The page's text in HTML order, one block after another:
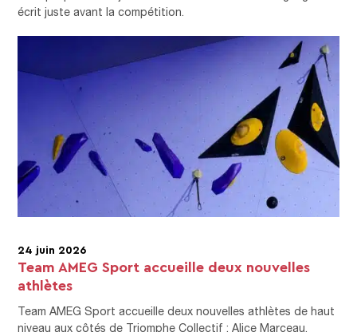
écrit juste avant la compétition.
24 juin 2026
Team AMEG Sport accueille deux nouvelles
athlètes
Team AMEG Sport accueille deux nouvelles athlètes de haut
niveau aux côtés de Triomphe Collectif : Alice Marceau,